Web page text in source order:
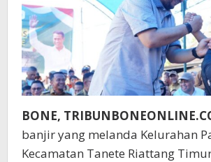
BONE,
banjir yang melanda Kelurahan
Kecamatan Tanete Riattang